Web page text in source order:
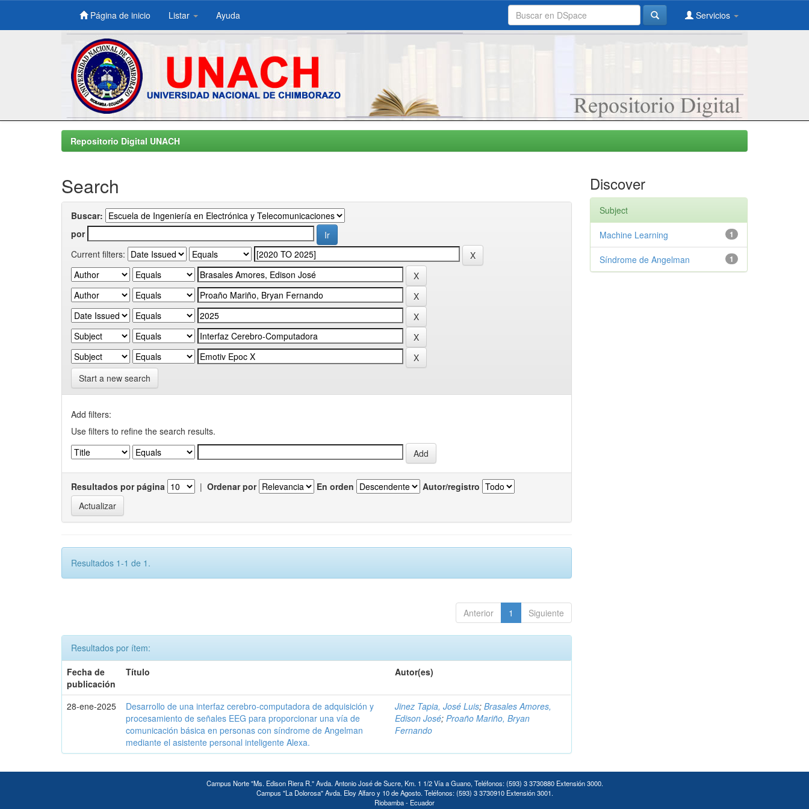
Skip
Página de inicio Listar Ayuda Servicios
Repositorio Digital UNACH
Search
Buscar:
por
Current filters:
Start a new search
Add filters:
Use filters to refine the search results.
Resultados por página | Ordenar por En orden Autor/registro
Resultados 1-1 de 1.
Anterior 1 Siguiente
Resultados por ítem:
Fecha de
publicación
Título Autor(es)
28-ene-2025
Desarrollo de una interfaz cerebro-computadora de adquisición y
procesamiento de señales EEG para proporcionar una vía de
comunicación básica en personas con síndrome de Angelman
mediante el asistente personal inteligente Alexa.
Jinez Tapia, José Luis;Brasales Amores,
Edison José;Proaño Mariño, Bryan
Fernando
Discover
Subject
1
Machine Learning
1
Síndrome de Angelman
Campus Norte "Ms. Edison Riera R." Avda. Antonio José de Sucre, Km. 1 1/2 Vía a Guano, Teléfonos: (593) 3 3730880 Extensión 3000.
Campus "La Dolorosa" Avda. Eloy Alfaro y 10 de Agosto. Teléfonos: (593) 3 3730910 Extensión 3001.
Riobamba - Ecuador